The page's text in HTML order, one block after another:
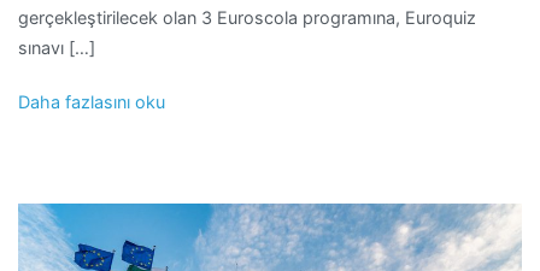
gerçekleştirilecek olan 3 Euroscola programına, Euroquiz
sınavı […]
Daha fazlasını oku